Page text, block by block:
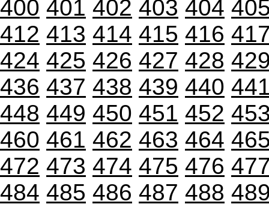
400 401 402 403 404
412 413 414 415 416
424 425 426 427 428
436 437 438 439 440
448 449 450 451 452
460 461 462 463 464
472 473 474 475 476
484 485 486 487 488